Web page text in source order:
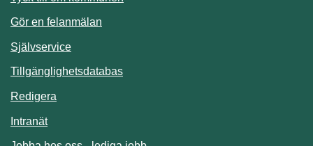
Gör en felanmälan
SjälvserviceLänk till annan webbplats.
TillgänglighetsdatabasLänk till annan webbplats.
Redigera
IntranätLänk till annan webbplats.